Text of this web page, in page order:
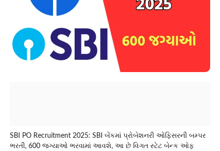
SBI PO Recruitment 2025: SBI બેંકમાં પ્રોબેશનરી ઓફિસરની બમ્પર
ભરતી, 600 જગ્યાઓ ભરવામાં આવશે, આ છે વિગત સ્ટેટ બેન્ક ઓફ